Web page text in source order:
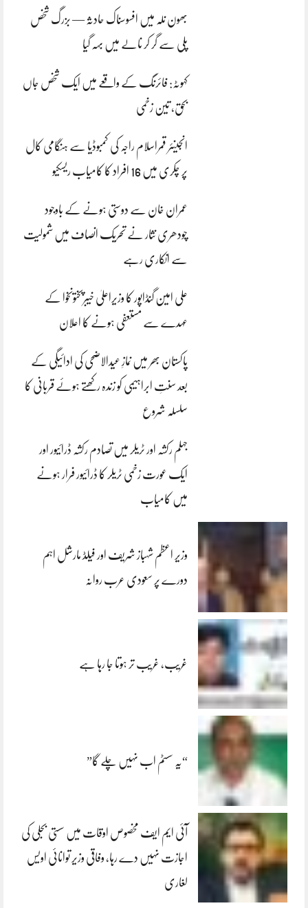
بھون نلہ میں افسوسناک حادثہ — بزرگ شخص
پلی سے گر کر نالے میں بہہ گیا
کہوٹہ: فائرنگ کے واقعے میں ایک شخص جاں
بحق، تین زخمی
انجینئر قمراسلام راجہ کی کمبوڈیا سے ہنگامی کال
پر چکری میں 16 افراد کا کامیاب ریسکیو
عمران خان سے دوستی ہونے کے باوجود
چودھری نثار نے تحریک انصاف میں شمولیت
سے انکاری رہے
علی امین گنڈاپور کا وزیراعلیٰ خیبرپختونخوا کے
عہدے سے مستعفی ہونے کا اعلان
پاکستان بھر میں نمازِ عیدالاضحی کی ادائیگی کے
بعد سنتِ ابراہیمی کو زندہ رکھتے ہوئے قربانی کا
سلسلہ شروع
جہلم رکشہ اور ٹریلر میں تصادم رکشہ ڈرائیور اور
ایک عورت زخمی ٹریلر کا ڈرائیور فرار ہونے
میں کامیاب
وزیر اعظم شہباز شریف اور فیلڈ مارشل اہم
دورے پر سعودی عرب روانہ
غریب، غریب تر ہوتا جا رہا ہے
“یہ سسٹم اب نہیں چلے گا”
آئی ایم ایف مخصوص اوقات میں سستی بجلی کی
اجازت نہیں دے رہا، وفاقی وزیر توانائی اویس
لغاری